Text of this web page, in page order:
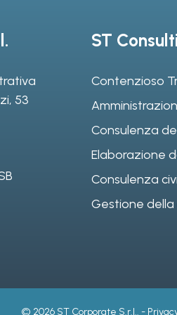
53
ST
Contenzioso
Consulenza
Elaborazione
Consulenza
Gestione della
© 2026 ST Corporate S.r.l.. -